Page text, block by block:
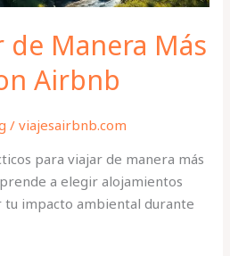
de Manera Más
Airbnb
/viajesairbnb.com
para viajar de manera más
a elegir alojamientos
impacto ambiental durante